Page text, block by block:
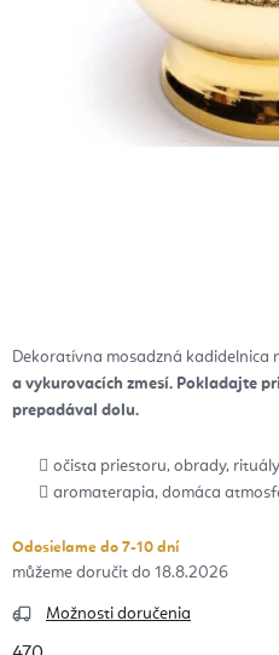
Dekoratívna mosadzná kadidelnica
a vykurovacích zmesí. Pokladajte
prepadával dolu.
očista priestoru, obrady, rituály
aromaterapia, domáca
Odosielame do 7-10 dní
18.8.2026
Možnosti doručenia